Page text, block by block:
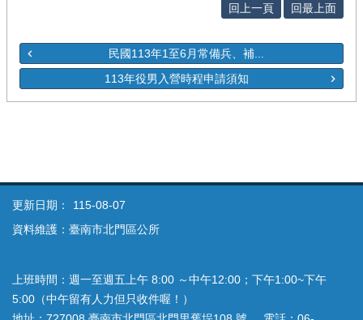
回上一頁 回最上面
民國113年1至6月常備兵、補...
113年役男入營時程申請須知
更新日期：
115-08-07
資料維護：臺南市北門區公所
上班時間：週一至週五上午 8:00 ～中午12:00；下午1:00~下午
5:00（中午留有人力但只收件喔！）